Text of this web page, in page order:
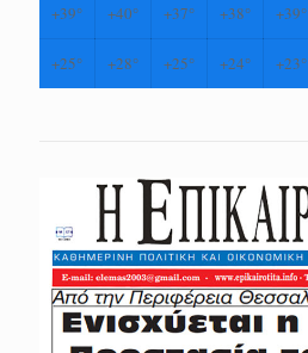
+39° +40° +37° +38° +39°
+25° +28° +25° +24° +23°